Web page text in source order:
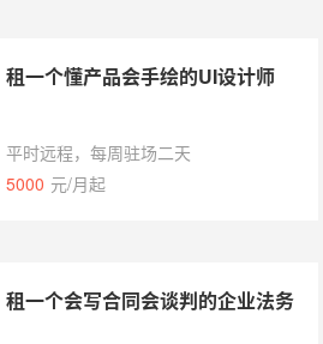
租一个懂产品会手绘的UI设计师
平时远程，每周驻场二天
5000 元/月起
租一个会写合同会谈判的企业法务